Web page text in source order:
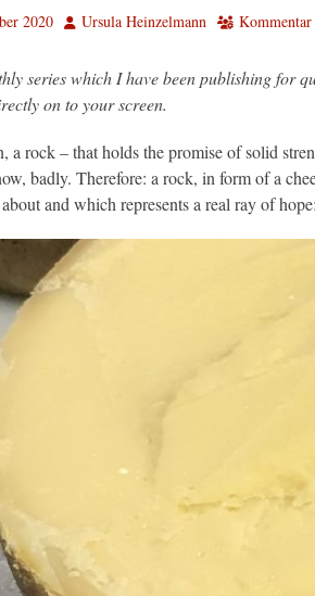
2020 AutorUrsula Heinzelmann Kommentar
series which I have been publishing for
on to your screen.
a rock – that holds the promise of solid
badly. Therefore: a rock, in form of a
and which represents a real ray of